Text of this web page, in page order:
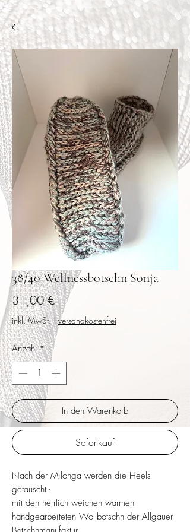
38/40 Wellnessbotschn Sonja
31,00 €Preis
inkl. MwSt.|versandkostenfrei
Anzahl *
In den Warenkorb
Sofortkauf
Nach der Milonga werden die Heels
getauscht -
mit den herrlich weichen warmen
handgearbeiteten Wollbotschn der Allgäuer